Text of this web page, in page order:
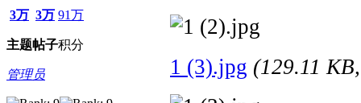
3万
主题
3万
帖子
91万
积分
管理员 1 (3).jpg (129.11